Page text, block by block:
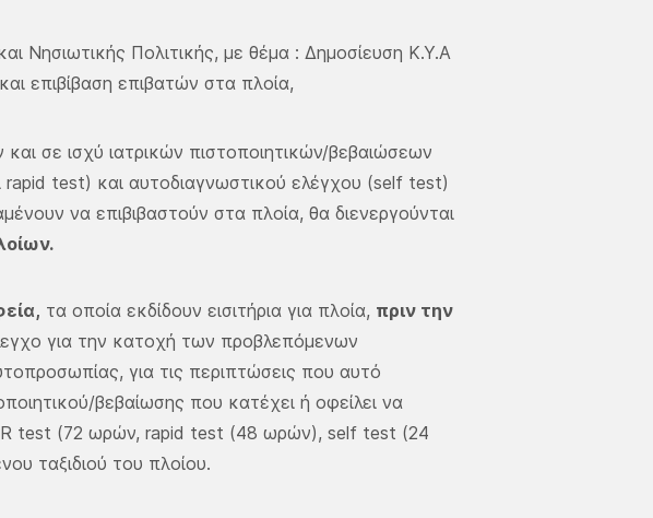
Νησιωτικής Πολιτικής, με θέμα : Δημοσίευση Κ.Υ.Α
επιβίβαση επιβατών στα πλοία,
σε ισχύ ιατρικών πιστοποιητικών/βεβαιώσεων
rapid test) και αυτοδιαγνωστικού ελέγχου (self test)
να επιβιβαστούν στα πλοία, θα διενεργούνται
τα οποία εκδίδουν εισιτήρια για πλοία, πριν την
για την κατοχή των προβλεπόμενων
για τις περιπτώσεις που αυτό
βεβαίωσης που κατέχει ή οφείλει να
test (72 ωρών, rapid test (48 ωρών), self test (24
ταξιδιού του πλοίου.